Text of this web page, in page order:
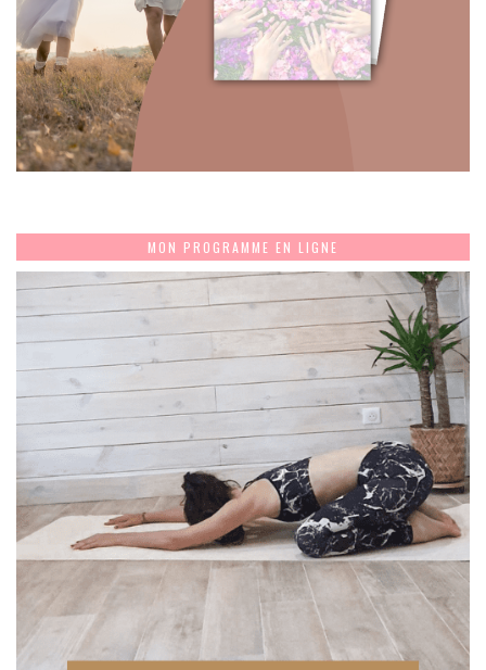
MON PROGRAMME EN LIGNE